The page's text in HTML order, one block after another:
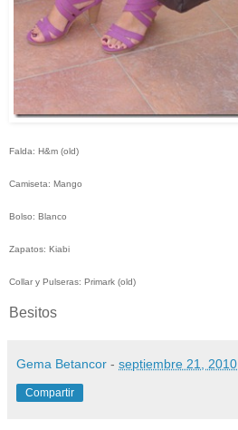
Falda: H&m (old)
Camiseta: Mango
Bolso: Blanco
Zapatos: Kiabi
Collar y Pulseras: Primark (old)
Besitos
Gema Betancor - septiembre 21, 2010
Compartir